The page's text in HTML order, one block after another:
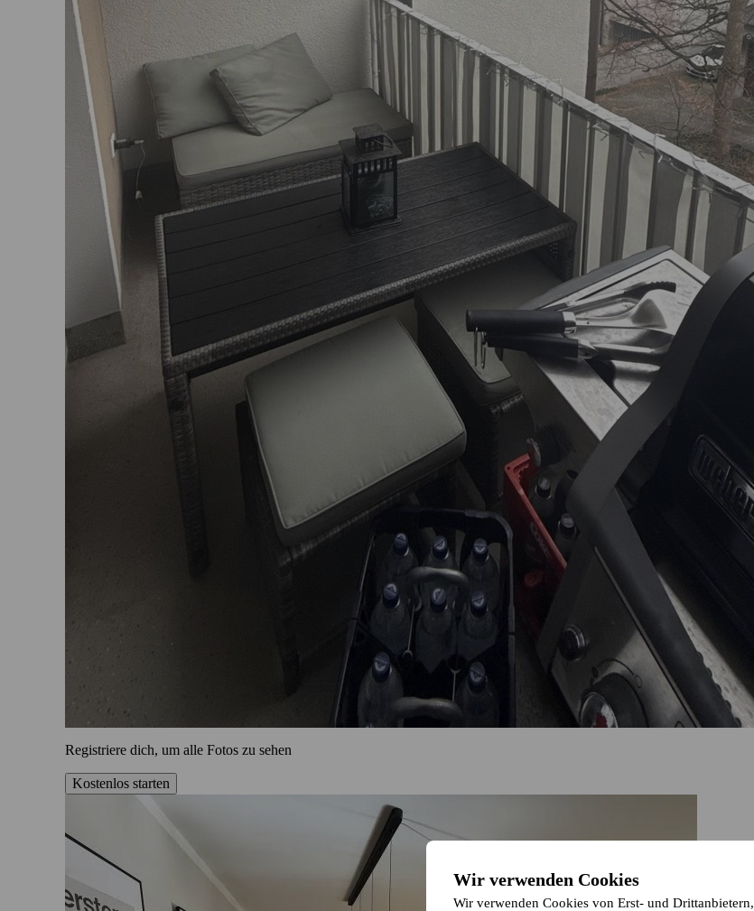
Wir verwenden Cookies
Wir verwenden Cookies von Erst- und Drittanbietern,
Registriere dich, um alle Fotos zu sehen
Kostenlos starten